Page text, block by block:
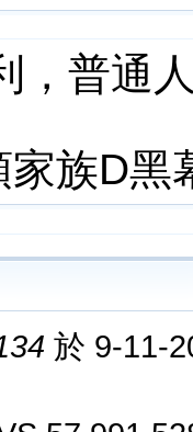
，普通
族D黑
於 9-11-